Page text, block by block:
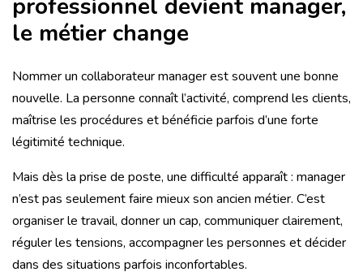
professionnel devient manager,
le métier change
Nommer un collaborateur manager est souvent une bonne
nouvelle. La personne connaît l’activité, comprend les clients,
maîtrise les procédures et bénéficie parfois d’une forte
légitimité technique.
Mais dès la prise de poste, une difficulté apparaît : manager
n’est pas seulement faire mieux son ancien métier. C’est
organiser le travail, donner un cap, communiquer clairement,
réguler les tensions, accompagner les personnes et décider
dans des situations parfois inconfortables.